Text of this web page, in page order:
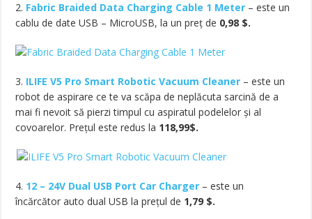
2. Fabric Braided Data Charging Cable 1 Meter – este un
cablu de date USB – MicroUSB, la un preț de 0,98 $.
3. ILIFE V5 Pro Smart Robotic Vacuum Cleaner – este un
robot de aspirare ce te va scăpa de neplăcuta sarcină de a
mai fi nevoit să pierzi timpul cu aspiratul podelelor și al
covoarelor. Prețul este redus la 118,99$.
4. 12 – 24V Dual USB Port Car Charger – este un
încărcător auto dual USB la prețul de 1,79 $.